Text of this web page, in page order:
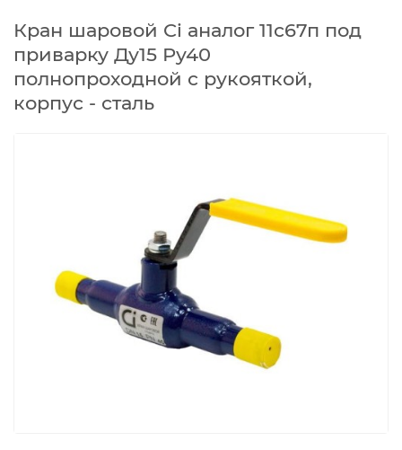
Кран шаровой Ci аналог 11с67п под
приварку Ду15 Ру40
полнопроходной с рукояткой,
корпус - сталь